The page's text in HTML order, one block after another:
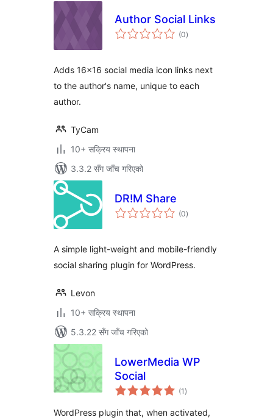
Author Social Links
(0कुल
रेटिङ्गहरू
)
Adds 16×16 social media icon links next
to the author's name, unique to each
author.
TyCam
10+ सक्रिय स्थापना
3.3.2 सँग जाँच गरिएको
DR!M Share
(0कुल
रेटिङ्गहरू
)
A simple light-weight and mobile-friendly
social sharing plugin for WordPress.
Levon
10+ सक्रिय स्थापना
5.3.22 सँग जाँच गरिएको
LowerMedia WP
Social
(1 कुल
रेटिङ्गहरू
)
WordPress plugin that, when activated,